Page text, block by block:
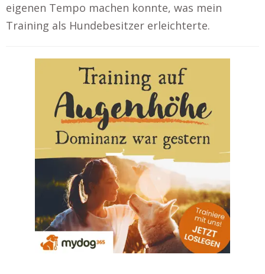
eigenen Tempo machen konnte, was mein
Training als Hundebesitzer erleichterte.